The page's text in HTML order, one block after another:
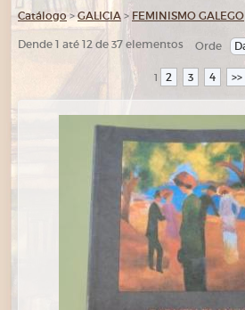
Catálogo >GALICIA > FEMINISMO GALEGO
Dende 1 até 12 de 37 elementos Orde
1 2 3 4 >>